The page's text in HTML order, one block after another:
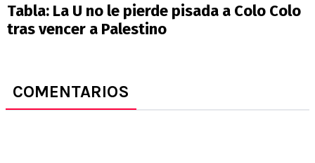
Tabla: La U no le pierde pisada a Colo Colo
tras vencer a Palestino
COMENTARIOS